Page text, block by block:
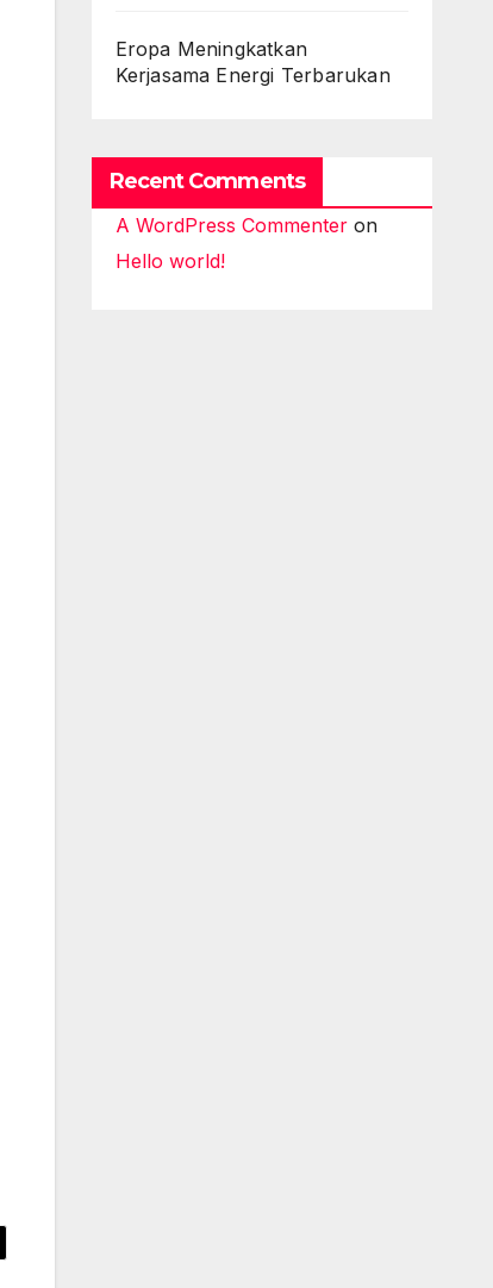
Eropa Meningkatkan
Kerjasama Energi Terbarukan
Recent Comments
A WordPress Commenteron
Hello world!